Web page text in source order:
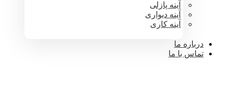
آینه پازلی
آینه دیواری
آینه کاری
درباره ما
تماس با ما